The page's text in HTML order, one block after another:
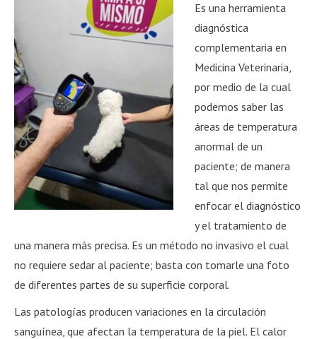
Es una herramienta
diagnóstica
complementaria en
Medicina Veterinaria,
por medio de la cual
podemos saber las
áreas de temperatura
anormal de un
paciente; de manera
tal que nos permite
enfocar el diagnóstico
y el tratamiento de
una manera más precisa. Es un método no invasivo el cual
no requiere sedar al paciente; basta con tomarle una foto
de diferentes partes de su superficie corporal.
Las patologías producen variaciones en la circulación
sanguínea, que afectan la temperatura de la piel. El calor